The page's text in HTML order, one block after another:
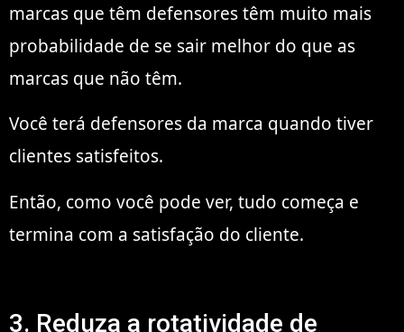
marcas que têm defensores têm muito mais
probabilidade de se sair melhor do que as
marcas que não têm.
Você terá defensores da marca quando tiver
clientes satisfeitos.
Então, como você pode ver, tudo começa e
termina com a satisfação do cliente.
3. Reduza a rotatividade de